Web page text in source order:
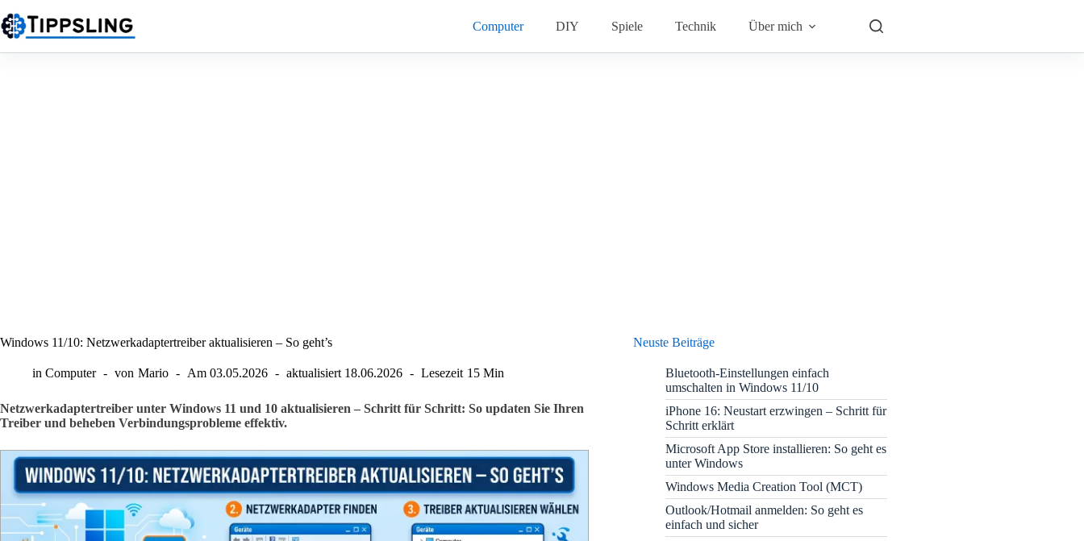
Inhalt
springen
Computer DIY Spiele Technik Über mich
Windows 11/10: Netzwerkadaptertreiber aktualisieren – So geht’s
in Computer von Mario Am 03.05.2026 aktualisiert 18.06.2026 Lesezeit 15 Min
Netzwerkadaptertreiber unter Windows 11 und 10 aktualisieren – Schritt für Schritt: So updaten Sie Ihren
Treiber und beheben Verbindungsprobleme effektiv.
Neuste Beiträge
Bluetooth-Einstellungen einfach
umschalten in Windows 11/10
iPhone 16: Neustart erzwingen – Schritt für
Schritt erklärt
Microsoft App Store installieren: So geht es
unter Windows
Windows Media Creation Tool (MCT)
Outlook/Hotmail anmelden: So geht es
einfach und sicher